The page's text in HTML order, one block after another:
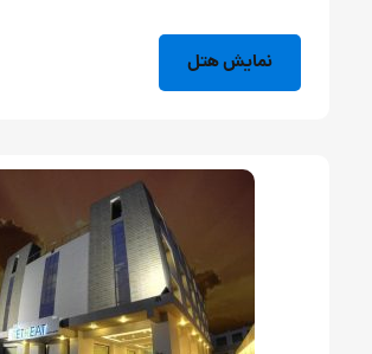
نمایش هتل